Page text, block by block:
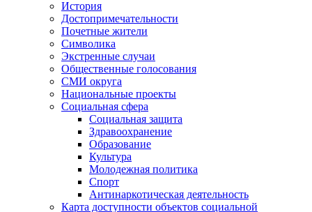
История
Достопримечательности
Почетные жители
Символика
Экстренные случаи
Общественные голосования
СМИ округа
Национальные проекты
Социальная сфера
Социальная защита
Здравоохранение
Образование
Культура
Молодежная политика
Спорт
Антинаркотическая деятельность
Карта доступности объектов социальной